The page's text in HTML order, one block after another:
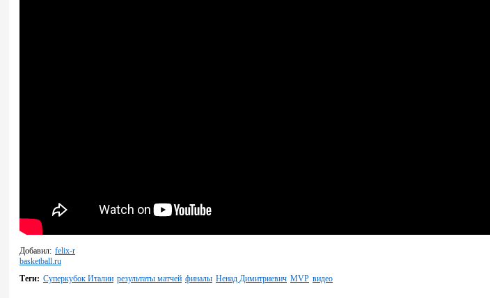
Добавил: felix-r
basketball.ru
Теги: Суперкубок Италии результаты матчей финалы Ненад Димитриевич MVP видео